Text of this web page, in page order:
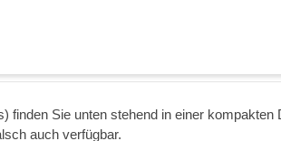
Sie unten stehend in einer kompakten
auch verfügbar.